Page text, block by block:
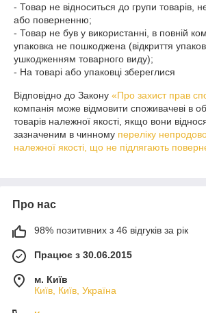
- Товар не відноситься до групи товарів,
або поверненню;
- Товар не був у використанні, в повній
упаковка не пошкоджена (відкриття
ушкодженням товарного виду);
- На товарі або упаковці збереглися
Відповідно до Закону «Про захист прав
компанія може відмовити споживачеві в
товарів належної якості, якщо вони
зазначеним в чинному переліку
належної якості, що не підлягають
Про нас
98% позитивних з 46 відгуків за рік
Працює з 30.06.2015
м. Київ
Київ, Київ, Україна